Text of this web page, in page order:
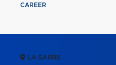
CAREER
LA SARRE